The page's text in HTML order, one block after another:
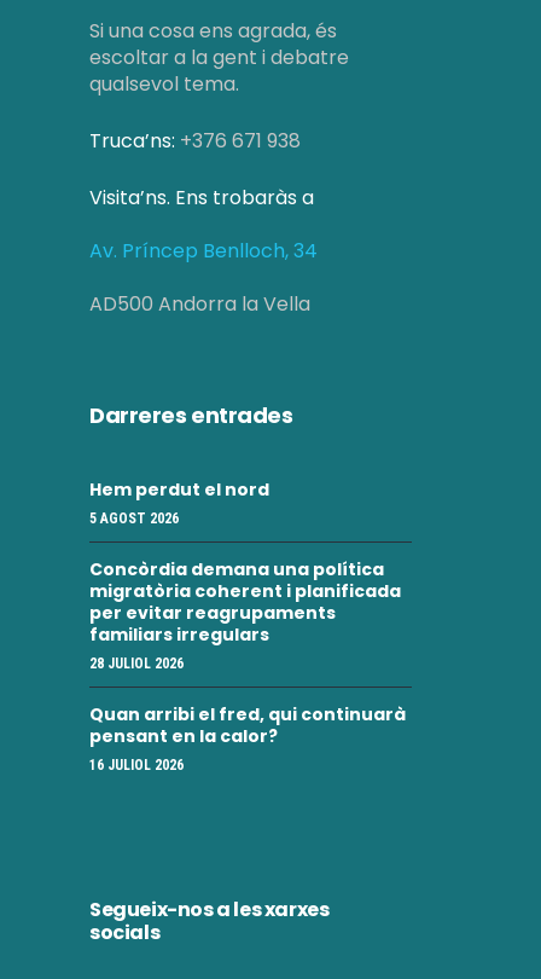
Si una cosa ens agrada, és
escoltar a la gent i debatre
qualsevol tema.
Truca’ns: +376 671 938
Visita’ns. Ens trobaràs a
Av. Príncep Benlloch, 34
AD500 Andorra la Vella
Darreres entrades
Hem perdut el nord
5 AGOST 2026
Concòrdia demana una política
migratòria coherent i planificada
per evitar reagrupaments
familiars irregulars
28 JULIOL 2026
Quan arribi el fred, qui continuarà
pensant en la calor?
16 JULIOL 2026
Segueix-nos a les xarxes
socials